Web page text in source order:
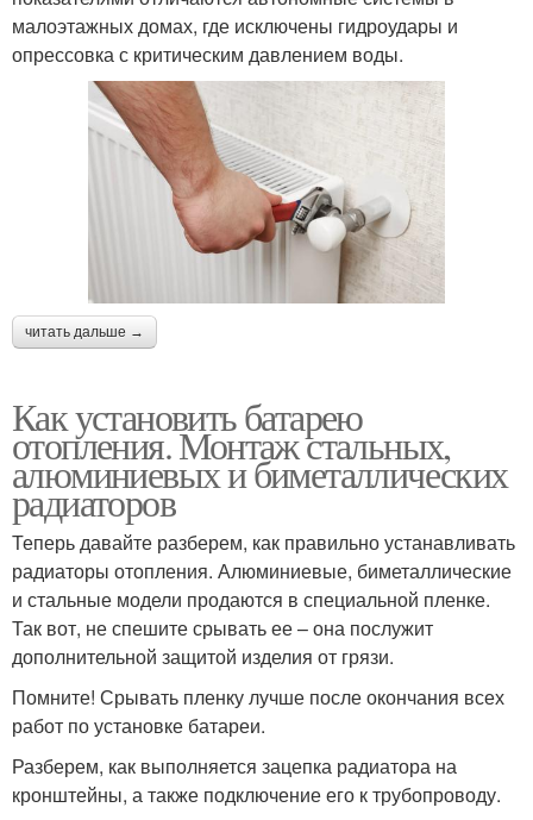
малоэтажных домах, где исключены гидроудары и
опрессовка с критическим давлением воды.
читать дальше →
Как установить батарею
отопления. Монтаж стальных,
алюминиевых и биметаллических
радиаторов
Теперь давайте разберем, как правильно устанавливать
радиаторы отопления. Алюминиевые, биметаллические
и стальные модели продаются в специальной пленке.
Так вот, не спешите срывать ее – она послужит
дополнительной защитой изделия от грязи.
Помните! Срывать пленку лучше после окончания всех
работ по установке батареи.
Разберем, как выполняется зацепка радиатора на
кронштейны, а также подключение его к трубопроводу.